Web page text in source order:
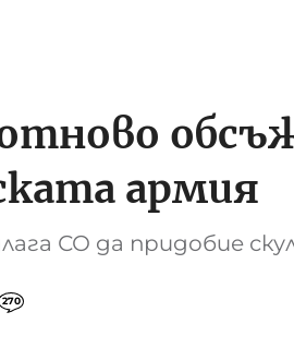
армия
СО да придобие
270